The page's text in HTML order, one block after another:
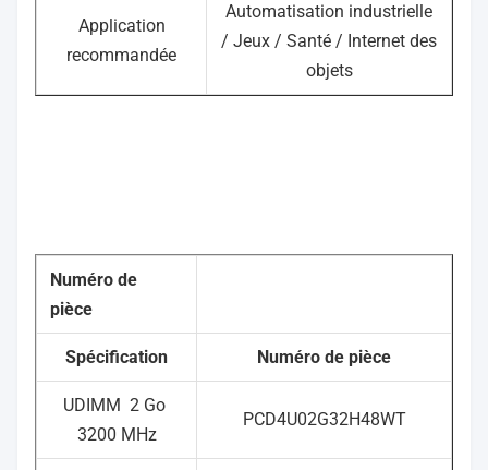
Application
recommandée
Automatisation industrielle
/ Jeux / Santé / Internet des
objets
Numéro de
pièce
Spécification Numéro de pièce
UDIMM 2 Go
3200 MHz
PCD4U02G32H48WT